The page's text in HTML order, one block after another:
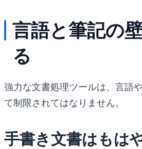
言語と筆記の
る
強力な文書処理ツールは、言語
て制限されてはなりません。
手書き文書はもは